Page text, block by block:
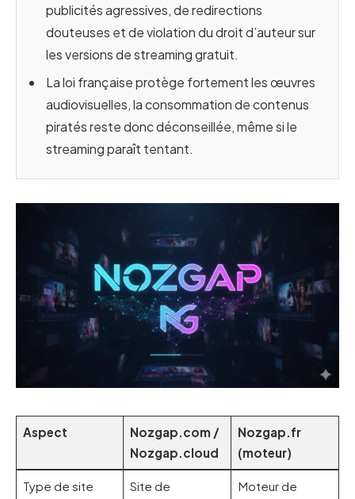
publicités agressives, de redirections
douteuses et de violation du droit d’auteur sur
les versions de streaming gratuit.
La loi française protège fortement les œuvres
audiovisuelles, la consommation de contenus
piratés reste donc déconseillée, même si le
streaming paraît tentant.
Aspect
Nozgap.com /
Nozgap.cloud
Nozgap.fr
(moteur)
Type de site
Site de
Moteur de